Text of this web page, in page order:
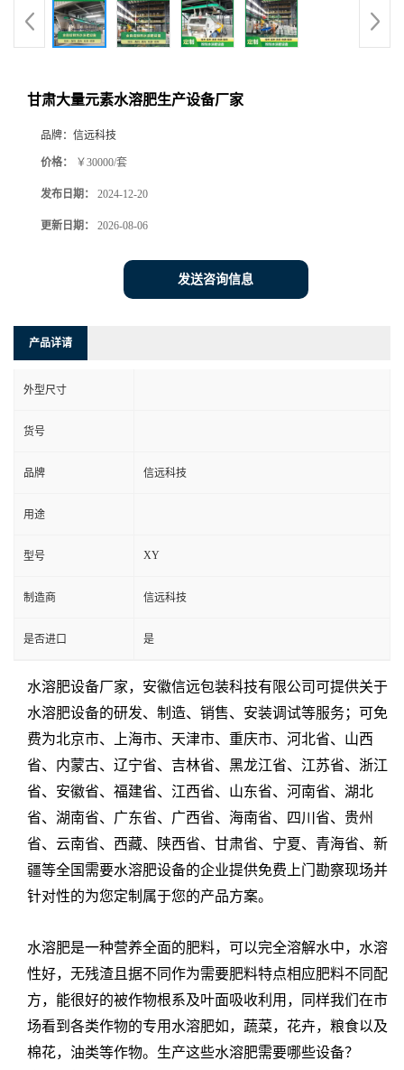
甘肃大量元素水溶肥生产设备厂家
品牌： 信远科技
价格： ￥30000/套
发布日期： 2024-12-20
更新日期： 2026-08-06
发送咨询信息
产品详请
外型尺寸
货号
品牌 信远科技
用途
型号 XY
制造商 信远科技
是否进口 是
水溶肥设备厂家， 安徽信远包装科技有限公司可提供关于
水溶肥设备的研发、 制造、销售、安装调试等服务；可免
费为北京市、上海市、天津市、重庆市、 河北省、 山西
省、 内蒙古、 辽宁省、 吉林省、黑龙江省、江苏省、浙江
省、 安徽省、福建省、江西省、 山东省、河南省、湖北
省、湖南省、广东省、广西省、海南省、四川省、贵州
省、 云南省、 西藏、陕西省、甘肃省、宁夏、青海省、新
疆等全国 需要水溶肥设备的企业提供免费上门勘察现场并
针对性的为您定制属于您的产品方案。
水溶肥是一种营养全面的肥料，可以完全溶解水中，水溶
性好，无残渣且据不同作为需要肥料特点相应肥料不同配
方，能很好的被作物根系及叶面吸收利用，同样我们在市
场看到各类作物的专用水溶肥如，蔬菜，花卉，粮食以及
棉花，油类等作物。生产这些水溶肥需要哪些设备？